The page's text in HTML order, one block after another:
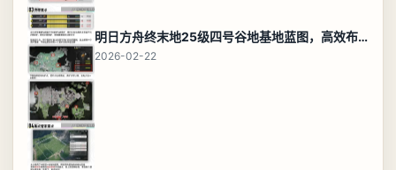
明日方舟终末地25级四号谷地基地蓝图，高效布局规划
2026-02-22